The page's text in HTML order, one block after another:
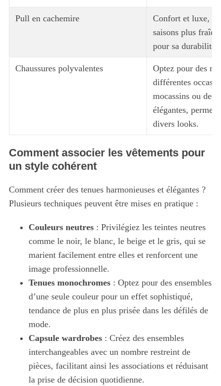
Pull en cachemire
Confort et luxe,
saisons plus
pour sa durabilité.
Chaussures polyvalentes
Optez pour des
différentes
mocassins ou des
élégantes,
divers looks.
Comment associer les vêtements pour
un style cohérent
Comment créer des tenues harmonieuses et élégantes ?
Plusieurs techniques peuvent être mises en pratique :
Couleurs neutres: Privilégiez les teintes neutres
comme le noir, le blanc, le beige et le gris, qui se
marient facilement entre elles et renforcent une
image professionnelle.
Tenues monochromes: Optez pour des ensembles
d’une seule couleur pour un effet sophistiqué,
tendance de plus en plus prisée dans les défilés de
mode.
Capsule wardrobes: Créez des ensembles
interchangeables avec un nombre restreint de
pièces, facilitant ainsi les associations et réduisant
la prise de décision quotidienne.